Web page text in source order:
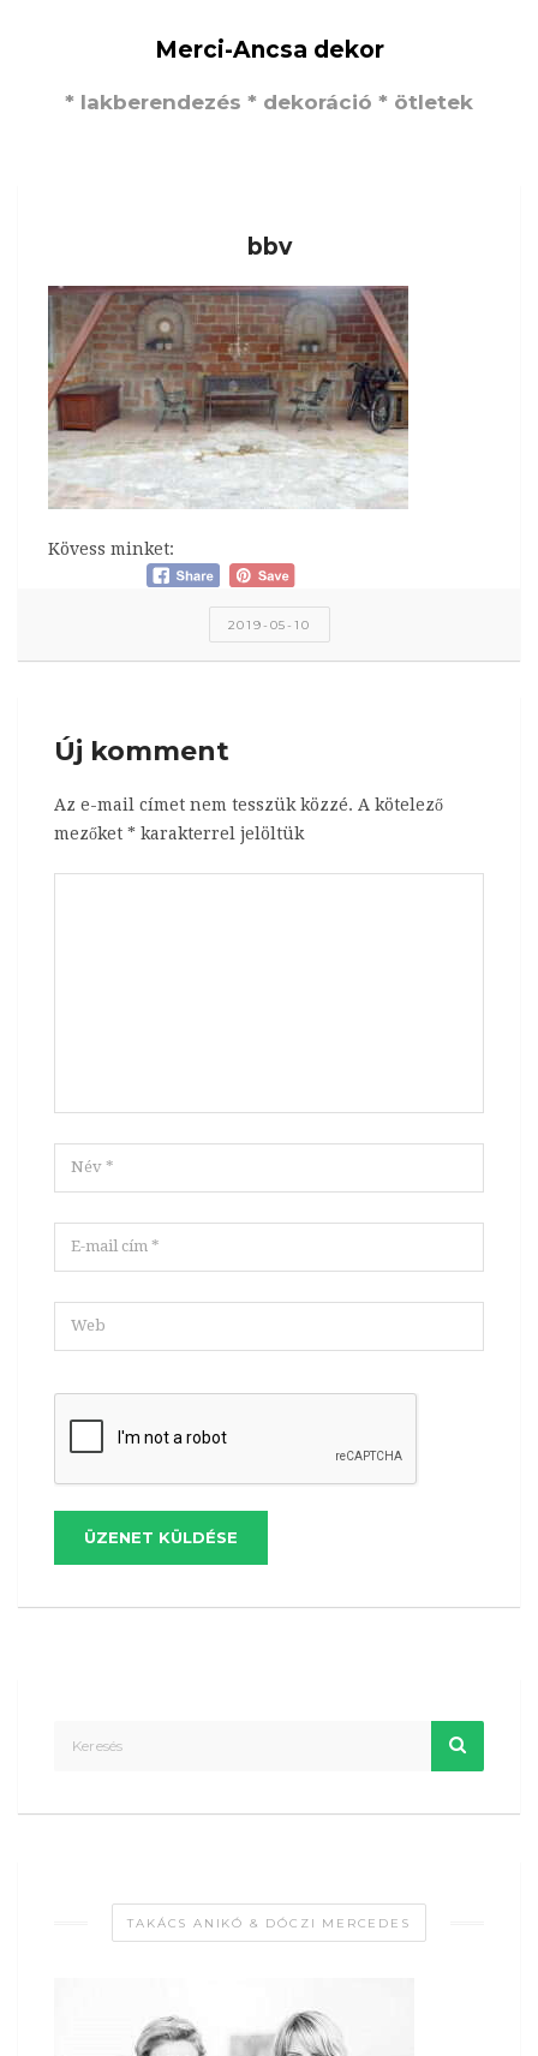
Merci-Ancsa dekor
* lakberendezés * dekoráció * ötletek
bbv
Kövess minket:
2019-05-10
Új komment
Az e-mail címet nem tesszük közzé. A kötelező
mezőket * karakterrel jelöltük
ÜZENET KÜLDÉSE
TAKÁCS ANIKÓ & DÓCZI MERCEDES